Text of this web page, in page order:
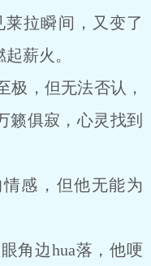
拉瞬间，又变了
薪火。
，但无法否认，
籁俱寂，心灵找到
感，但他无能为
边hua落，他哽